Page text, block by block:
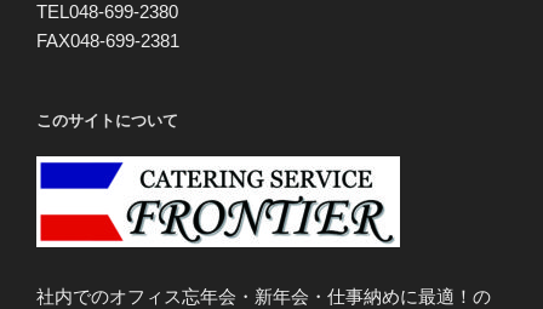
TEL048-699-2380
FAX048-699-2381
このサイトについて
社内でのオフィス忘年会・新年会・仕事納めに最適！の